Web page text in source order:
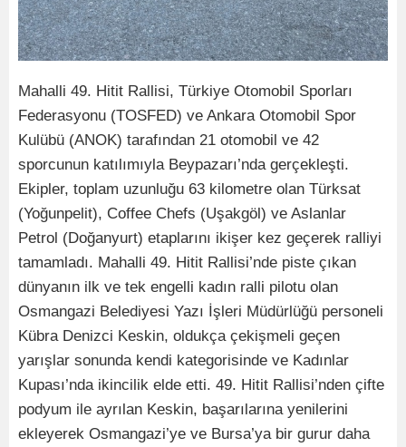
Mahalli 49. Hitit Rallisi, Türkiye Otomobil Sporları
Federasyonu (TOSFED) ve Ankara Otomobil Spor
Kulübü (ANOK) tarafından 21 otomobil ve 42
sporcunun katılımıyla Beypazarı’nda gerçekleşti.
Ekipler, toplam uzunluğu 63 kilometre olan Türksat
(Yoğunpelit), Coffee Chefs (Uşakgöl) ve Aslanlar
Petrol (Doğanyurt) etaplarını ikişer kez geçerek ralliyi
tamamladı. Mahalli 49. Hitit Rallisi’nde piste çıkan
dünyanın ilk ve tek engelli kadın ralli pilotu olan
Osmangazi Belediyesi Yazı İşleri Müdürlüğü personeli
Kübra Denizci Keskin, oldukça çekişmeli geçen
yarışlar sonunda kendi kategorisinde ve Kadınlar
Kupası’nda ikincilik elde etti. 49. Hitit Rallisi’nden çifte
podyum ile ayrılan Keskin, başarılarına yenilerini
ekleyerek Osmangazi’ye ve Bursa’ya bir gurur daha